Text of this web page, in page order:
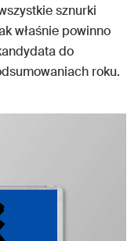
sznurki
właśnie powinno
do
roku.